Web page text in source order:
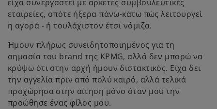
είχα συνεργαστεί με αρκετές συμβουλευτικές
εταιρείες, οπότε ήξερα πάνω-κάτω πώς λειτουργεί
η αγορά - ή τουλάχιστον έτσι νόμιζα.
Ήμουν πλήρως συνειδητοποιημένος για τη
σημασία του brand της KPMG, αλλά δεν μπορώ να
κρύψω ότι στην αρχή ήμουν διστακτικός. Είχα δει
την αγγελία πριν από πολύ καιρό, αλλά τελικά
προχώρησα στην αίτηση μόνο όταν μου την
προώθησε ένας φίλος μου.